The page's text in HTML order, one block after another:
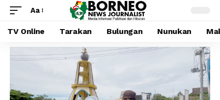
Aa
TV Online Tarakan Bulungan Nunukan